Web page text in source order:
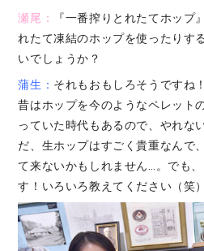
瀬尾：
『一番搾りとれたてホップ
れたて凍結のホップを使ったりす
いでしょうか？
蒲生： それもおもしろそうですね
昔はホップを今のようなペレット
っていた時代もあるので、やれな
だ、生ホップはすごく貴重なんで
て来ないかもしれません…。でも
す！いろいろ教えてください（笑）